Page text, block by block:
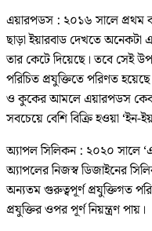
এয়ারপডস : ২০১৬ সালে প্রথম
ছাড়া ইয়ারবাড দেখতে
তার কেটে দিয়েছে। তবে সেই
পরিচিত প্রযুক্তিতে পরিণত হয়েছে।
ও কুকের আমলে এয়ারপডস
সবচেয়ে বেশি বিক্রি হওয়া
অ্যাপল সিলিকন : ২০২০ সালে
অ্যাপলের নিজস্ব ডিজাইনের
অন্যতম গুরুত্বপূর্ণ প্রযুক্তিগত
প্রযুক্তির ওপর পূর্ণ নিয়ন্ত্রণ পায়।